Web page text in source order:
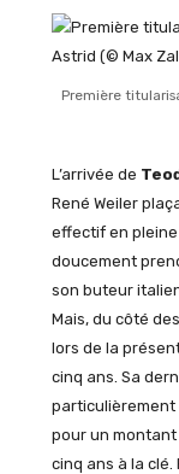
Première
L’arrivée de
René Weiler
effectif en
doucement
son buteur
Mais, du côté
lors de la
cinq ans. Sa
particulièrement
pour un montant
cinq ans à la